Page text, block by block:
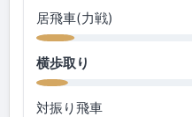
居飛車(力戦)
横歩取り
対振り飛車